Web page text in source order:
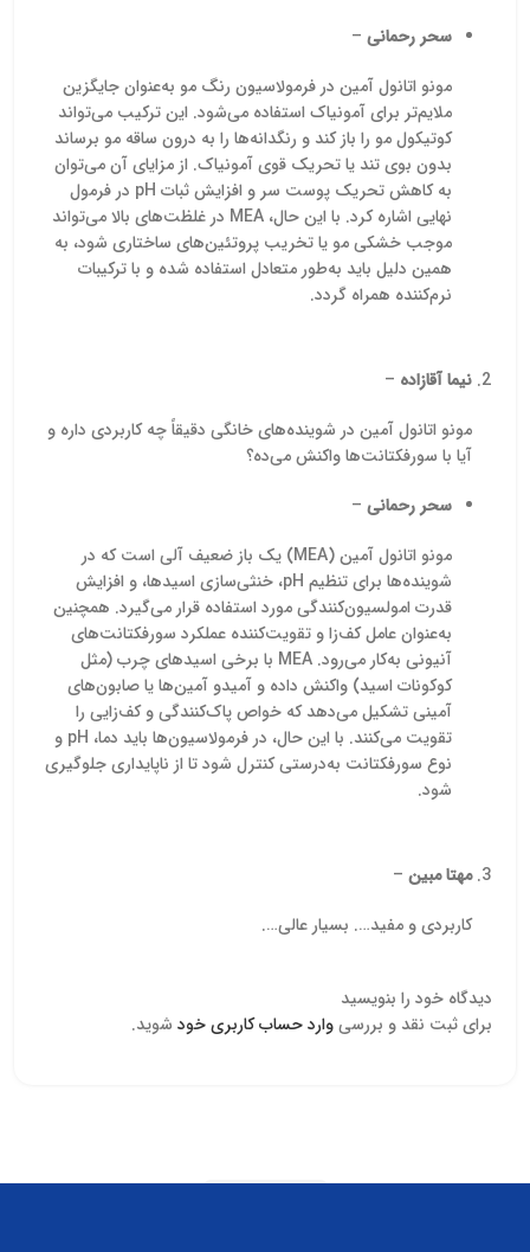
معتبر، بسته‌بندی استاندارد و
را فراهم کرده و متقاضیان
می‌توانند برایاستعلام قیمت
بوراکس و دریافت مشاوره
فنی پیش از خریدبا
کارشناسان فروش این
مجموعه در ارتباط باشند.
سحر رحمانی –
مونو اتانول آمین در فرمولاسیون رنگ مو به‌عنوان جایگزین
ملایم‌تر برای آمونیاک استفاده می‌شود. این ترکیب می‌تواند
کوتیکول مو را باز کند و رنگدانه‌ها را به درون ساقه مو برساند
بدون بوی تند یا تحریک قوی آمونیاک. از مزایای آن می‌توان
به کاهش تحریک پوست سر و افزایش ثبات pH در فرمول
نهایی اشاره کرد. با این حال، MEA در غلظت‌های بالا می‌تواند
موجب خشکی مو یا تخریب پروتئین‌های ساختاری شود، به
همین دلیل باید به‌طور متعادل استفاده شده و با ترکیبات
نرم‌کننده همراه گردد.
نیما آقازاده –
مونو اتانول آمین در شوینده‌های خانگی دقیقاً چه کاربردی داره و
آیا با سورفکتانت‌ها واکنش می‌ده؟
سحر رحمانی –
مونو اتانول آمین (MEA) یک باز ضعیف آلی است که در
شوینده‌ها برای تنظیم pH، خنثی‌سازی اسیدها، و افزایش
قدرت امولسیون‌کنندگی مورد استفاده قرار می‌گیرد. همچنین
به‌عنوان عامل کف‌زا و تقویت‌کننده عملکرد سورفکتانت‌های
آنیونی به‌کار می‌رود. MEA با برخی اسیدهای چرب (مثل
کوکونات اسید) واکنش داده و آمیدو آمین‌ها یا صابون‌های
آمینی تشکیل می‌دهد که خواص پاک‌کنندگی و کف‌زایی را
تقویت می‌کنند. با این حال، در فرمولاسیون‌ها باید دما، pH و
نوع سورفکتانت به‌درستی کنترل شود تا از ناپایداری جلوگیری
شود.
مهتا مبین –
کاربردی و مفید…. بسیار عالی….
دیدگاه خود را بنویسید
برای ثبت نقد و بررسیوارد حساب کاربری خود شوید.